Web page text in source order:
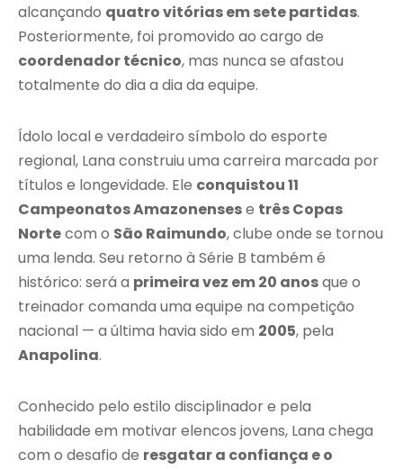
alcançando quatro vitórias em sete partidas.
Posteriormente, foi promovido ao cargo de
coordenador técnico, mas nunca se afastou
totalmente do dia a dia da equipe.
Ídolo local e verdadeiro símbolo do esporte
regional, Lana construiu uma carreira marcada por
títulos e longevidade. Ele conquistou 11
Campeonatos Amazonensese três Copas
Nortecom o São Raimundo, clube onde se tornou
uma lenda. Seu retorno à Série B também é
histórico: será a primeira vez em 20 anosque o
treinador comanda uma equipe na competição
nacional — a última havia sido em 2005, pela
Anapolina.
Conhecido pelo estilo disciplinador e pela
habilidade em motivar elencos jovens, Lana chega
com o desafio de resgatar a confiança e o